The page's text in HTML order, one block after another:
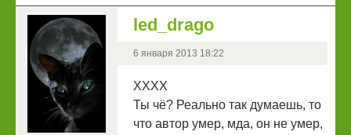
led_drago
6 января 2013 18:22
ХХХХ
Ты чё? Реально так думаешь, то
что автор умер, мда, он не умер,